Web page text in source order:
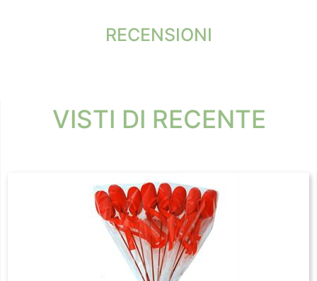
RECENSIONI
VISTI DI RECENTE